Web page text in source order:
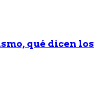
qué dicen los